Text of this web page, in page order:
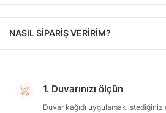
NASIL SİPARİŞ VERİRİM?
1. Duvarınızı ölçün
Duvar kağıdı uygulamak istediğiniz